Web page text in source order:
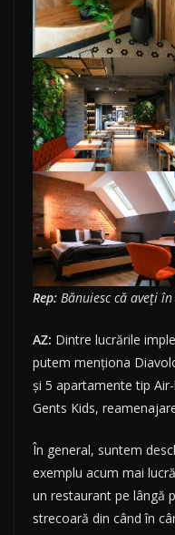
Rep: Bănuiesc că aveți
AZ: Dintre lucrările
putem menționa
și 5 apartamente tip
Gents Kids,
În general, suntem
exemplu acum mai
un restaurant pe lângă
strecoară din când în